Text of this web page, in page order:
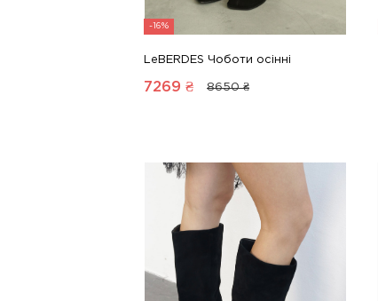
-16%
LeBERDES Чоботи осінні
7269 ₴ 8650 ₴